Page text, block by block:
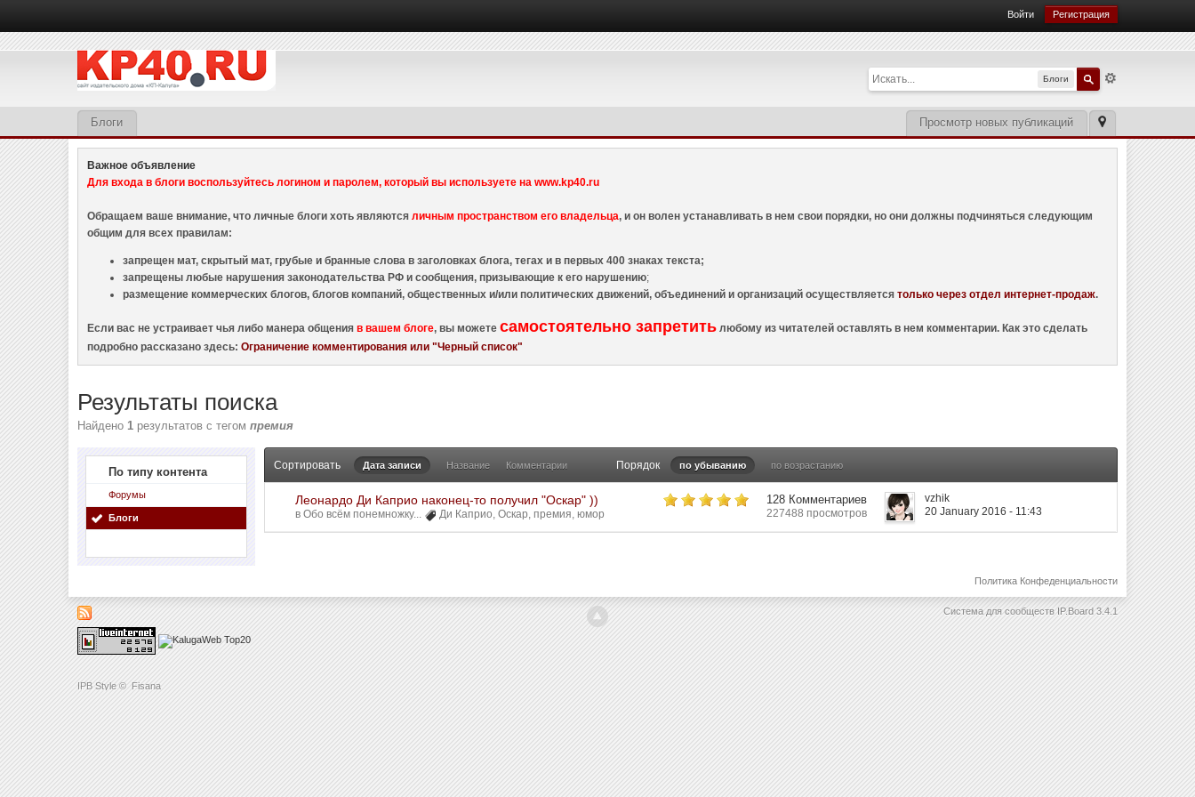
IPB Style © Fisana
Войти Регистрация
Блоги
Просмотр новых публикаций
Блоги
Важное объявление
Для входа в блоги воспользуйтесь логином и паролем, который вы используете на www.kp40.ru
Обращаем ваше внимание, что личные блоги хоть являютсяличным пространством его владельца, и он волен устанавливать в нем свои порядки, но они должны подчиняться следующим
общим для всех правилам:
запрещен мат, скрытый мат, грубые и бранные слова в заголовках блога, тегах и в первых 400 знаках текста;
запрещены любые нарушения законодательства РФ и сообщения, призывающие к его нарушению;
размещение коммерческих блогов, блогов компаний, общественных и/или политических движений, объединений и организаций осуществляетсятолько через отдел интернет-продаж.
Если вас не устраивает чья либо манера общенияв вашем блоге, вы можетесамостоятельно запретить любому из читателей оставлять в нем комментарии. Как это сделать
подробно рассказано здесь:Ограничение комментирования или "Черный список"
Результаты поиска
Найдено1 результатов с тегомпремия
По типу контента
Форумы
Блоги
Сортировать Дата записи Название Комментарии Порядок по убыванию по возрастанию
Леонардо Ди Каприо наконец-то получил "Оскар" ))
вОбо всём понемножку... Ди Каприо,Оскар,премия,юмор
128 Комментариев
227488 просмотров
vzhik
20 January 2016 - 11:43
Политика Конфеденциальности
Система для сообществ IP.Board 3.4.1